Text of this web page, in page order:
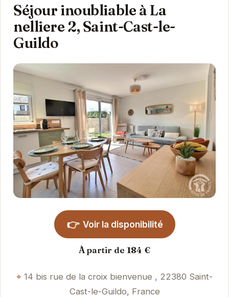
Séjour inoubliable à La
nelliere 2, Saint-Cast-le-
Guildo
👉 Voir la disponibilité
À partir de 184 €
14 bis rue de la croix bienvenue , 22380 Saint-
Cast-le-Guildo, France